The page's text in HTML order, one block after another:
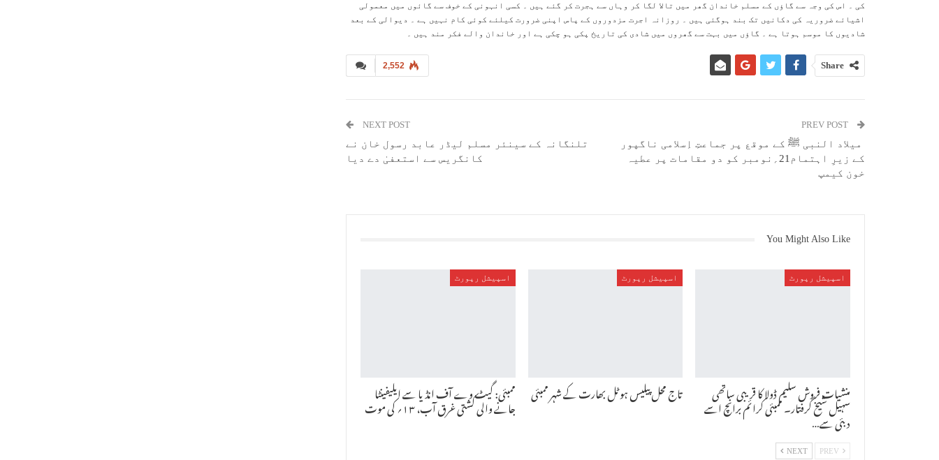
کی ۔ اس کی وجہ سے گاؤں کے مسلم خاندان گھر میں تالا لگا کر وہاں سے ہجرت کر گئے ہیں ۔ کسی انہونی کے خوف سے گائوں میں معمولی
اشیائے ضروریہ کی دکانیں تک بند ہوگئی ہیں ۔ روزانہ اجرت مزدوروں کے پاس اپنی ضرورت کیلئے کوئی کام نہیں ہے ۔ دیوالی کے بعد
شادیوں کا موسم ہوتا ہے ۔ گاؤں میں بہت سے گھروں میں شادی کی تاریخ پکی ہو چکی ہے اور خاندان والے فکر مند ہیں ۔
2,552 Share
میلاد النبی ﷺ کے موقع پر جماعتِ اِسلامی ناگپور
کے زیرِ اہتمام21؍نومبر کو دو مقامات پر عطیہ
خون کیمپ
NEXT POST
تلنگانہ کے سینئر مسلم لیڈر عابد رسول خان نے
کانگریس سے استعفیٰ دے دیا
You Might Also Like
اسپیشل رپورٹ
منشیات فروش سلیم ڈولا کا قریبی ساتھی
سہیل شیخ گرفتار۔ ممبئی کرائم برانچ اسے
دبئی سے…
اسپیشل رپورٹ
تاج محل پیلیس ہوٹل بھارت کے شہر ممبئی
اسپیشل رپورٹ
ممبئی: گیٹ وے آف انڈیا سے ایلیفینٹا
جانے والی کشتی غرق آب، ۱۳؍ کی موت
NEXT